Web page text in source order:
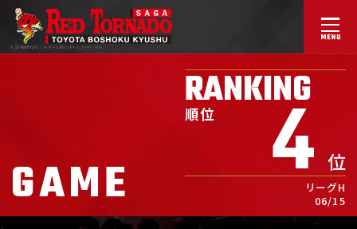
トヨタ紡織九州ハンドボール部レッドトルネードSAGA
GAME
RANKING
順位 4 位
リーグH
06/15